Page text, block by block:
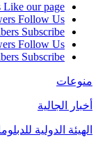
Like our page
Follow Us
Subscribe
Follow Us
Subscribe
منوعات
أخبار الجالية
الهيئة الدولية